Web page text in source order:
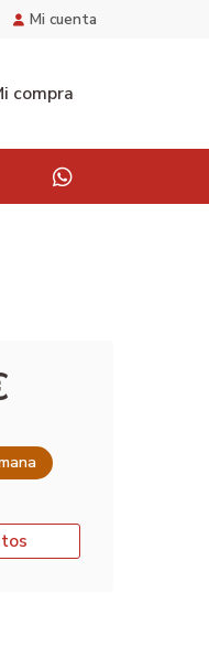
Mi cuenta
compra